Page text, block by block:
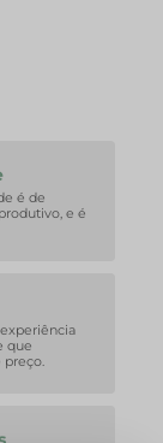
é de
e é
que